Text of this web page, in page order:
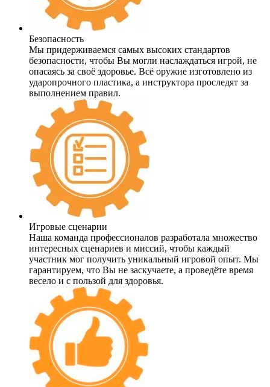
Безопасность
Мы придерживаемся самых высоких стандартов
безопасности, чтобы Вы могли наслаждаться игрой, не
опасаясь за своё здоровье. Всё оружие изготовлено из
ударопрочного пластика, а инструктора проследят за
выполнением правил.
Игровые сценарии
Наша команда профессионалов разработала множество
интересных сценариев и миссий, чтобы каждый
участник мог получить уникальный игровой опыт. Мы
гарантируем, что Вы не заскучаете, а проведёте время
весело и с пользой для здоровья.